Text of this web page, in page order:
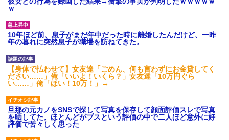
ｗ
10年ほど前、息子がまだ年中だった時に離婚したんだけど、一昨
年の暮れに突然息子が職場を訪ねてきた。
【身体で払わせて】女友達「ごめん、何も言わずにお金貸してく
ださい……」俺「いいよ！いくら？」女友達「10万円ぐら
い……」俺「ほい！10万！」→
旦那の元カノをSNSで探して写真を保存して顔面評価スレで写真
を晒してた。ほとんどがブスという評価の中で二人ほど意外に好
評価で苦々しく思った